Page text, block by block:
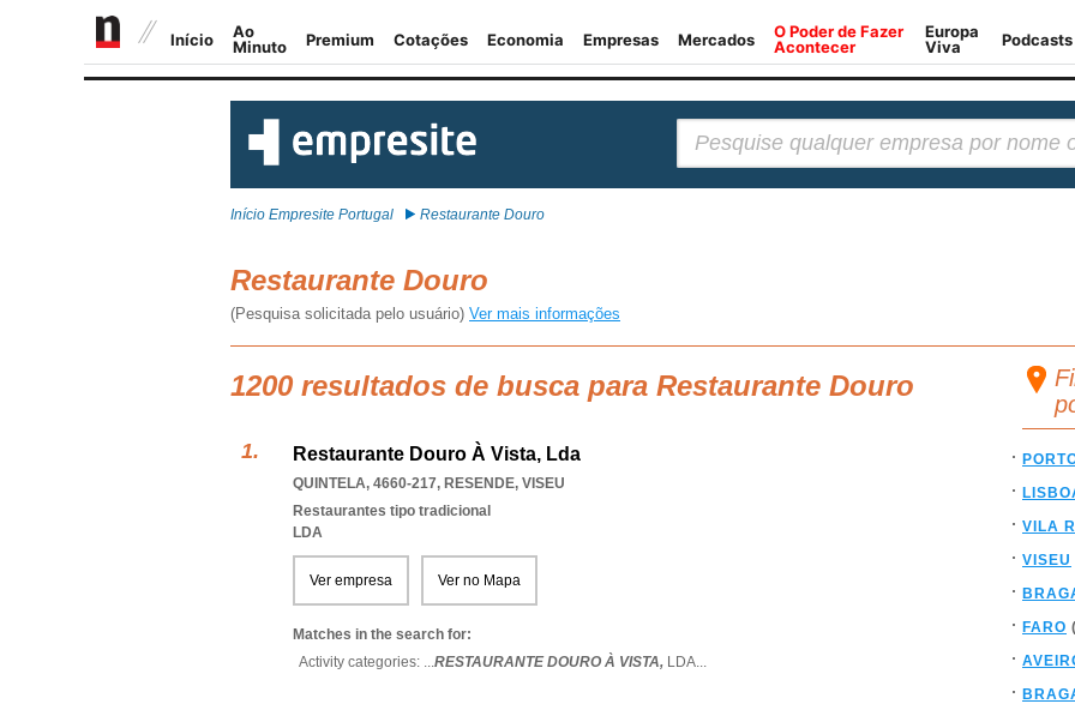
Início Empresite Portugal Restaurante Douro
Restaurante Douro
(Pesquisa solicitada pelo usuário) Ver mais informações
1200 resultados de busca para Restaurante Douro
Restaurante Douro À Vista, Lda
QUINTELA, 4660-217, RESENDE, VISEU
Restaurantes tipo tradicional
LDA
Ver empresa Ver no Mapa
Matches in the search for:
Activity categories: ...RESTAURANTE DOURO À VISTA, LDA...
VILA
VISEU
FARO